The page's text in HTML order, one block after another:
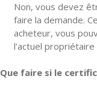
Non, vous devez
faire la demande.
acheteur, vous
l’actuel
Que faire si le